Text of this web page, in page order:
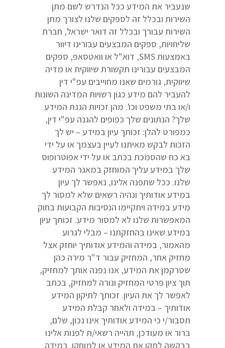
שנעביר את המידע ככל הנדרש לשם מתן
השירות ובכלל זה לספקים שלנו לצורך מתן
השירות עבורך ובכלל זה דואר ישראל, חברת
שליחויות, ספקים המבצעים עבורינו דיוור
באמצעות SMS, דוא"ל או וואטסאפ, ספקים
המבצעים עבורינו תקשורת שיווקית או מדיה
שיווקית, גורמים שאנו מחוייבים עפ"י דין
להעביר להם מידע כגון רשויות המדינה השונות
ו/או בתי משפט וכו'. מהן זכויות הגנת המידע
שלך? הנתונים שלך כפופים להגנה עפ"י דין,
כמפורט להלן: זכותך עיון במידע – יש לך
הזכות לבקש מאיתנו לעיין בעצמך או על ידי
בא כח שהסמכת בכתב או על ידי אפוטרופוס
שלך במידע עליך המוחזק במאגר המידע
שלנו. ככל שתפנה אלינו, נאפשר לך עיון
במידע אודותיך ונהיה רשאים שלא למסור לך
מידע במידה ויתקיימו הנסיבות הקבועות בחוק
המאפשרות שלנו לא למסור מידע. זכותך עיון
במידע שאינו בהחזקתנו – מבלי לגרוע
מהאמור, במידה והמידע אודותיך יוחזק אצל
מחזיק אחר, המחזיק עבור ד"ר מירה כהן
שטרקמן את המידע, אנו נפנה אותך למחזיק,
תוך ציון פרטי המחזיק ונורה למחזיק, בכתב
לאפשר לך את העיון. זכותך לתיקון המידע
אודותיך – במידה ולאחר קבלת המידע
תסבור/י כי המידע אודותיך אינו נכון, שלם,
ברור או מעודכן, תהייה רשאי/ת לפנות אלינו
בבקשה לתקן את המידע או למוחקו. במידה